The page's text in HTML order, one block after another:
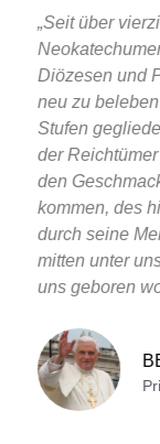
„Seit über
Diözesen und
neu zu
Stufen
der
den
kommen, des
durch seine
mitten unter
uns geboren